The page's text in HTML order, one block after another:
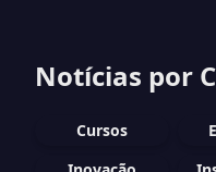
Notícias por
Cursos